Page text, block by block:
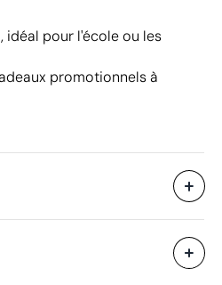
pour l'école ou les
promotionnels à